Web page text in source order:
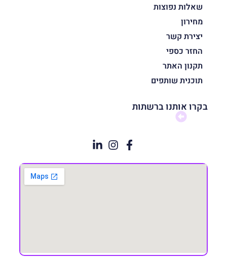
שאלות נפוצות
מחירון
יצירת קשר
החזר כספי
תקנון האתר
תוכנית שותפים
בקרו אותנו ברשתות